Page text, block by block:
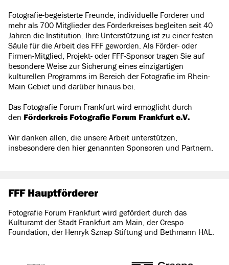
Fotografie-begeisterte Freunde, individuelle Förderer und
mehr als 700 Mitglieder des Förderkreises begleiten seit 40
Jahren die Institution. Ihre Unterstützung ist zu einer festen
Säule für die Arbeit des FFF geworden. Als Förder- oder
Firmen-Mitglied, Projekt- oder FFF-Sponsor tragen Sie auf
besondere Weise zur Sicherung eines einzigartigen
kulturellen Programms im Bereich der Fotografie im Rhein-
Main Gebiet und darüber hinaus bei.
Das Fotografie Forum Frankfurt wird ermöglicht durch
den Förderkreis Fotografie Forum Frankfurt e.V.
Wir danken allen, die unsere Arbeit unterstützen,
insbesondere den hier genannten Sponsoren und Partnern.
FFF Hauptförderer
Fotografie Forum Frankfurt wird gefördert durch das
Kulturamt der Stadt Frankfurt am Main, der Crespo
Foundation, der Henryk Sznap Stiftung und Bethmann HAL.